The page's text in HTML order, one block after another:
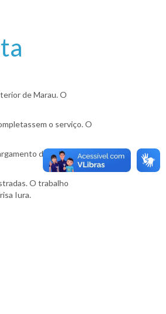
de Marau. O
o serviço. O
das estradas
O trabalho
Iura.